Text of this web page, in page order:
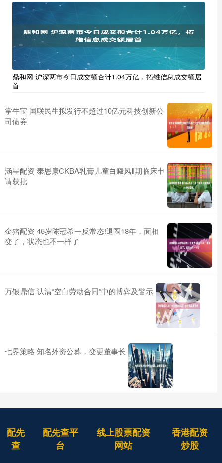
鼎和网 沪深两市今日成交额合计1.04万亿，拓维信息成交额居
首
掌牛宝 国联民生拟发行不超过10亿元科技创新公
司债券
涵星配资 泰恩康CKBA乳膏儿童白癜风Ⅱ期临床申
请获批
金猪配资 45岁陈冠希一反常态!退圈18年，面相
变了，状态也不一样了
万银鼎信 认清“空白劳动合同”中的博弈及警示
七界策略 知名外资公募，变更董事长
配先
查
配先查平
台
线上股票配资
网站
香港配资
炒股